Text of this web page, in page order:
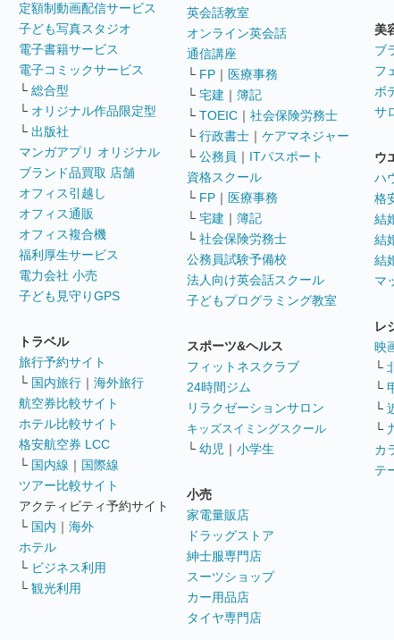
定額制動画配信サービス
子ども写真スタジオ
電子書籍サービス
電子コミックサービス
└ 総合型
└ オリジナル作品限定型
└ 出版社
マンガアプリ オリジナル
ブランド品買取 店舗
オフィス引越し
オフィス通販
オフィス複合機
福利厚生サービス
電力会社 小売
子ども見守りGPS
トラベル
旅行予約サイト
└ 国内旅行 ｜ 海外旅行
航空券比較サイト
ホテル比較サイト
格安航空券 LCC
└ 国内線 ｜ 国際線
ツアー比較サイト
アクティビティ予約サイト
└ 国内 ｜ 海外
ホテル
└ ビジネス利用
└ 観光利用
英会話教室
オンライン英会話
通信講座
└ FP ｜ 医療事務
└ 宅建 ｜ 簿記
└ TOEIC ｜ 社会保険労務士
└ 行政書士 ｜ ケアマネジャー
└ 公務員 ｜ ITパスポート
資格スクール
└ FP ｜ 医療事務
└ 宅建 ｜ 簿記
└ 社会保険労務士
公務員試験予備校
法人向け英会話スクール
子どもプログラミング教室
スポーツ&ヘルス
フィットネスクラブ
24時間ジム
リラクゼーションサロン
キッズスイミングスクール
└ 幼児 ｜ 小学生
小売
家電量販店
ドラッグストア
紳士服専門店
スーツショップ
カー用品店
タイヤ専門店
美
ブ
フ
ボ
サ
ウ
ハ
格
結
結
結
マ
レ
映
└
└
└
└
カ
テ